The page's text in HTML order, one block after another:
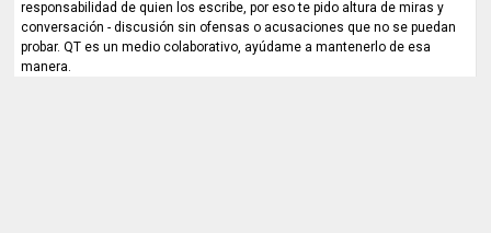
responsabilidad de quien los escribe, por eso te pido altura de miras y
conversación - discusión sin ofensas o acusaciones que no se puedan
probar. QT es un medio colaborativo, ayúdame a mantenerlo de esa
manera.